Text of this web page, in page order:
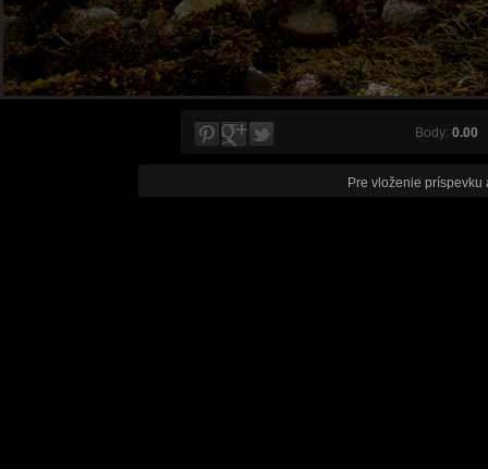
Body: 0.00
Pre vloženie